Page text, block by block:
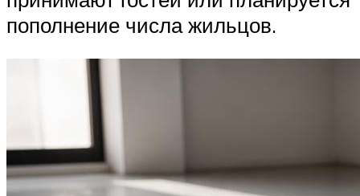
пополнение числа жильцов.